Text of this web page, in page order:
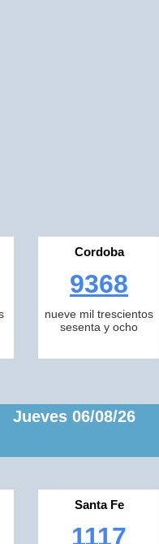
Cordoba
9368
nueve mil trescientos
sesenta y ocho
Jueves 06/08/26
Santa Fe
1117